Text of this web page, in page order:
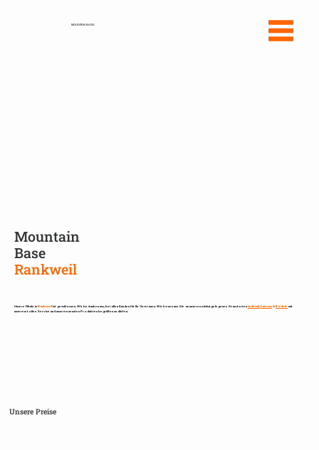
MOUNTAIN BASE
Mountain
Base
Rankweil
Unsere Filiale inRankweilist geschlossen. Wir bedanken uns, bei allen Kunden für Ihr Vertrauen. Wir freuen uns Sie an unseren nächstgelegenen StandortenLudesch, Laterns&Bödelemit
unserem tollen Service und unseren neusten Produkten begrüßen zu dürfen.
Unsere Preise